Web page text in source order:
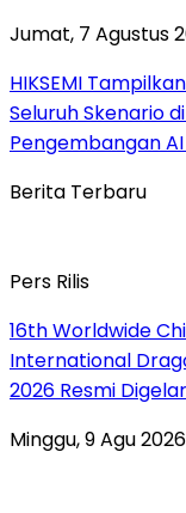
Jumat, 7 Agustus
HIKSEMI
Seluruh Skenario
Pengembangan
Berita Terbaru
Pers Rilis
16th Worldwide
International
2026 Resmi Digelar
Minggu, 9 Agu